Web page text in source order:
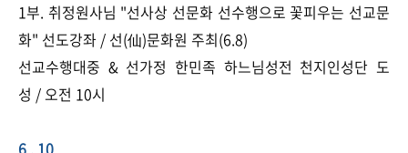
1부. 취정원사님 "선사상 선문화 선수행으로 꽃피우는 선교문
화" 선도강좌 / 선(仙)문화원 주최(6.8)
선교수행대중 & 선가정 한민족 하느님성전 천지인성단 도
성 / 오전 10시
6 . 10